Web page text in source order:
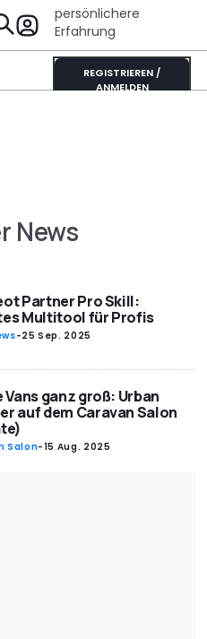
persönlichere
Erfahrung
REGISTRIEREN /
ANMELDEN
News
Partner Pro Skill:
Multitool für Profis
-25 Sep. 2025
Vans ganz groß: Urban
auf dem Caravan Salon
Salon-15 Aug. 2025